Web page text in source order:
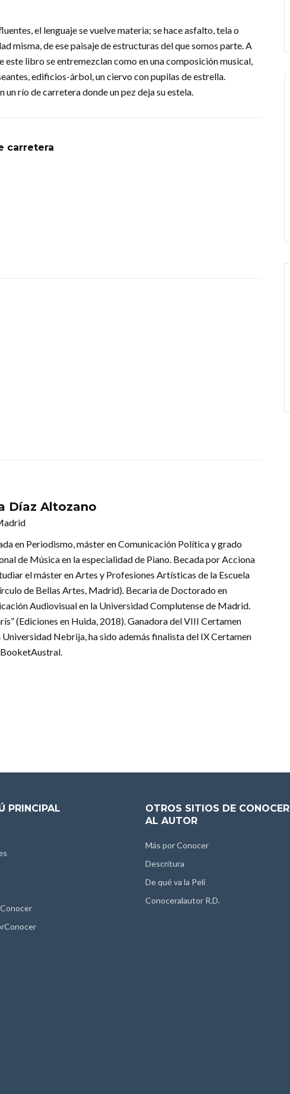
el lenguaje se vuelve materia; se hace asfalto, tela o
misma, de ese paisaje de estructuras del que somos parte. A
este libro se entremezclan como en una composición musical,
edificios-árbol, un ciervo con pupilas de estrella.
un río de carretera donde un pez deja su estela.
carretera
Díaz Altozano
en Periodismo, máster en Comunicación Política y grado
de Música en la especialidad de Piano. Becada por Acciona
el máster en Artes y Profesiones Artísticas de la Escuela
de Bellas Artes, Madrid). Becaria de Doctorado en
Audiovisual en la Universidad Complutense de Madrid.
(Ediciones en Huida, 2018). Ganadora del VIII Certamen
Nebrija, ha sido además finalista del IX Certamen
PRINCIPAL
OTROS SITIOS DE CONOCER
AL AUTOR
Más por Conocer
Descritura
De qué va la Peli
Conoceralautor R.D.